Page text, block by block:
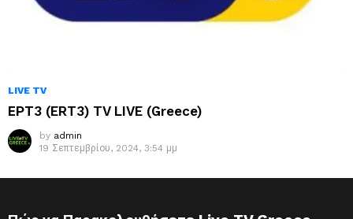
LIVE TV
ΕΡΤ3 (ERT3) TV LIVE (Greece)
by admin
19 Σεπτεμβρίου, 2024, 3:54 μμ